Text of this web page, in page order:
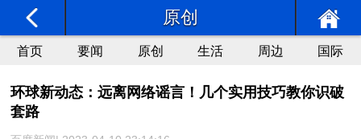
原创
首页 要闻 原创 生活 周边 国际
环球新动态：远离网络谣言！几个实用技巧教你识破
套路